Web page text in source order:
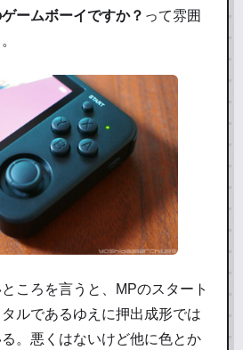
ームボーイですか？ って雰囲
ころを言うと、MPのスタート
ルであるゆえに押出成形では
。悪くはないけど他に色とか